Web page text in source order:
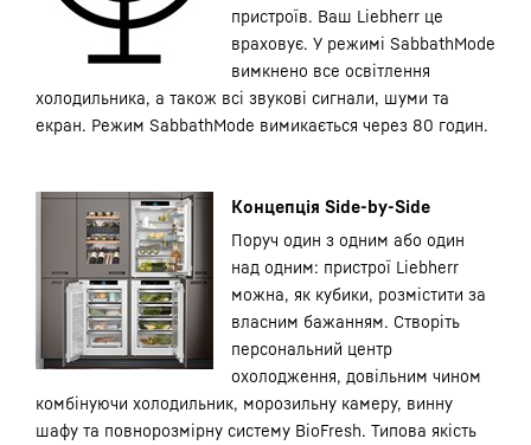
пристроїв. Ваш Liebherr це
враховує. У режимі SabbathMode
вимкнено все освітлення
холодильника, а також всі звукові сигнали, шуми та
екран. Режим SabbathMode вимикається через 80 годин.
Концепція Side-by-Side
Поруч один з одним або один
над одним: пристрої Liebherr
можна, як кубики, розмістити за
власним бажанням. Створіть
персональний центр
охолодження, довільним чином
комбінуючи холодильник, морозильну камеру, винну
шафу та повнорозмірну систему BioFresh. Типова якість